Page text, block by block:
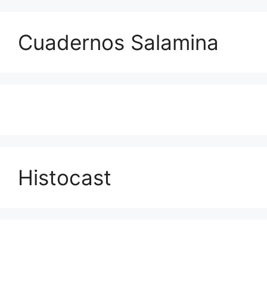
Cuadernos Salamina
Histocast